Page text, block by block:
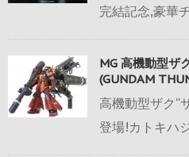
完結記念,豪華
MG 高機動型ザ
(GUNDAM
高機動型ザク“
登場!カトキハ